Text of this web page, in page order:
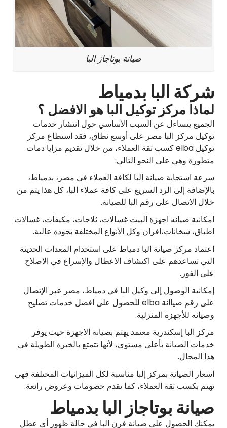
صيانة بوتاجاز البا
شركة البا بدمياط
لماذا مركز توكيل البا هو الافضل ؟
الجميع يتساءل عن السبب الأساسي حول انتشار خدمات
توكيل مركز البا مصر على أوسع نطاق، فقد استطاع مركز
توكيل elba كسب ثقة العملاء، من خلال تقديم مزايا دمات
متطورة وهي على النحو التالي:
سرعة استجابة صيانة البا لكافة العملاء في مصر، بدمياط،
بالإضافة إلى الرد السريع على كافة عملاء البا، كل هذا يتم من
خلال الاتصال على رقم البا للصيانة.
امكانية صيانه اجهزة البيت غسالات، ثلاجات، مكيفات، غسالات
اطباق، سخانات،افران وكل الأنواع المختلفة بجودة عالية.
اعتماد مركز صيانة البا دمياط على استخدام المعدات الحديثة
التي تساعدهم على اكتشاف الاعطال والإسراع في الاصلاح
على الفور.
إمكانية الوصول إلى وكيل البا في دمياط، مصر عبر الإتصال
على رقم صياانة elba للحصول على افضل خدمات تصليح
وصيانه للأجهزة المنزلية.
مركز البا إسكندرية معتمد يهتم بصيانة الاجهزة حيث يوفر
خدمات الصيانة بأعلى مستوى، لأنها تتمتع بالخبرة الطويلة في
هذا المجال.
اسعار الصيانة بمركز إلبا مناسبة لكل الميزانيات المختلفة فهي
تهتم بكسب ثقة العملاء، كما تقدم خصومات وعروض رائعة.
صيانة بوتاجاز البا بدمياط
يمكنك الحصول على صيانة فرن البا في حالة ظهور أي عطل